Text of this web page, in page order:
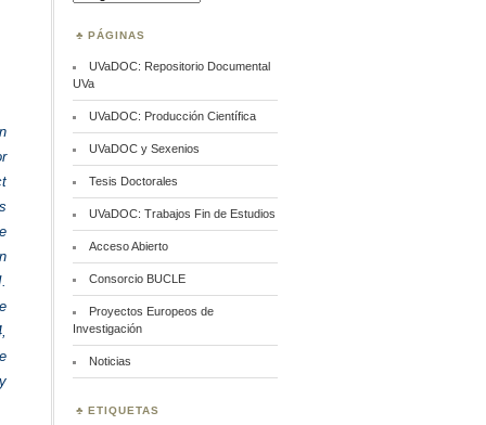
n
PÁGINAS
UVaDOC: Repositorio Documental
UVa
UVaDOC: Producción Científica
UVaDOC y Sexenios
Tesis Doctorales
UVaDOC: Trabajos Fin de Estudios
Acceso Abierto
Consorcio BUCLE
Proyectos Europeos de
Investigación
Noticias
ETIQUETAS